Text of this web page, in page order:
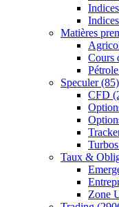
Matières
Cours
Pétrole
Speculer(85)
CFD
Turbos
Taux &
Zone